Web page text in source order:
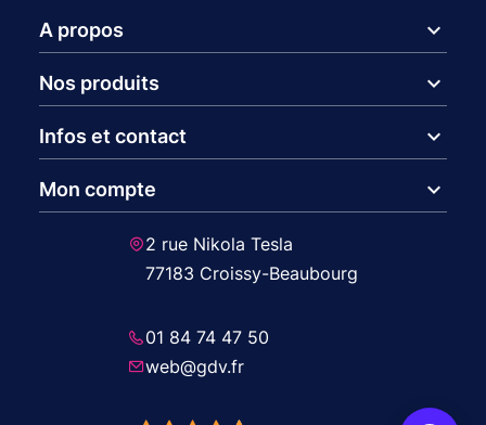
A propos expand_more
Nos produits expand_more
Infos et contact expand_more
Mon compte expand_more
2 rue Nikola Tesla
77183 Croissy-Beaubourg
01 84 74 47 50
web@gdv.fr